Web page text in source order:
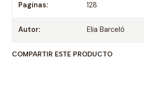
Paginas: 128
Autor: Elia Barceló
COMPARTIR ESTE PRODUCTO